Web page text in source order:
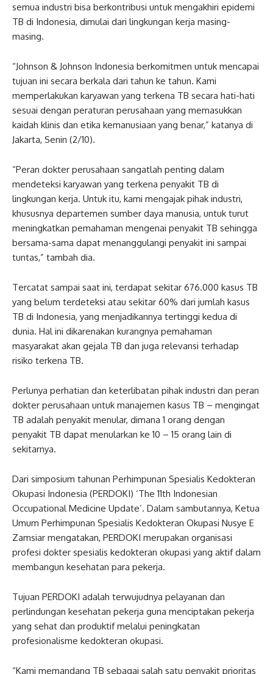
semua industri bisa berkontribusi untuk mengakhiri epidemi
TB di Indonesia, dimulai dari lingkungan kerja masing-
masing.
“Johnson & Johnson Indonesia berkomitmen untuk mencapai
tujuan ini secara berkala dari tahun ke tahun. Kami
memperlakukan karyawan yang terkena TB secara hati-hati
sesuai dengan peraturan perusahaan yang memasukkan
kaidah klinis dan etika kemanusiaan yang benar,” katanya di
Jakarta, Senin (2/10).
“Peran dokter perusahaan sangatlah penting dalam
mendeteksi karyawan yang terkena penyakit TB di
lingkungan kerja. Untuk itu, kami mengajak pihak industri,
khususnya departemen sumber daya manusia, untuk turut
meningkatkan pemahaman mengenai penyakit TB sehingga
bersama-sama dapat menanggulangi penyakit ini sampai
tuntas,” tambah dia.
Tercatat sampai saat ini, terdapat sekitar 676.000 kasus TB
yang belum terdeteksi atau sekitar 60% dari jumlah kasus
TB di Indonesia, yang menjadikannya tertinggi kedua di
dunia. Hal ini dikarenakan kurangnya pemahaman
masyarakat akan gejala TB dan juga relevansi terhadap
risiko terkena TB.
Perlunya perhatian dan keterlibatan pihak industri dan peran
dokter perusahaan untuk manajemen kasus TB – mengingat
TB adalah penyakit menular, dimana 1 orang dengan
penyakit TB dapat menularkan ke 10 – 15 orang lain di
sekitarnya.
Dari simposium tahunan Perhimpunan Spesialis Kedokteran
Okupasi Indonesia (PERDOKI) ‘The 11th Indonesian
Occupational Medicine Update’. Dalam sambutannya, Ketua
Umum Perhimpunan Spesialis Kedokteran Okupasi Nusye E
Zamsiar mengatakan, PERDOKI merupakan organisasi
profesi dokter spesialis kedokteran okupasi yang aktif dalam
membangun kesehatan para pekerja.
Tujuan PERDOKI adalah terwujudnya pelayanan dan
perlindungan kesehatan pekerja guna menciptakan pekerja
yang sehat dan produktif melalui peningkatan
profesionalisme kedokteran okupasi.
“Kami memandang TB sebagai salah satu penyakit prioritas